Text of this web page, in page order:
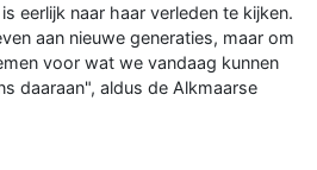
eerlijk naar haar verleden te kijken.
aan nieuwe generaties, maar om
voor wat we vandaag kunnen
daaraan", aldus de Alkmaarse